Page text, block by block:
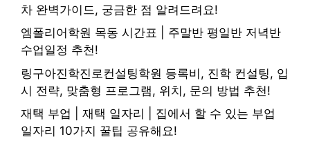
차 완벽가이드, 궁금한 점 알려드려요!
엠폴리어학원 목동 시간표 | 주말반 평일반 저녁반
수업일정 추천!
링구아진학진로컨설팅학원 등록비, 진학 컨설팅, 입
시 전략, 맞춤형 프로그램, 위치, 문의 방법 추천!
재택 부업 | 재택 일자리 | 집에서 할 수 있는 부업
일자리 10가지 꿀팁 공유해요!